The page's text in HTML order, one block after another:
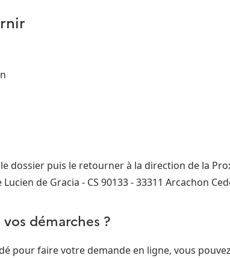
dossier puis le retourner à la direction de la
de Gracia - CS 90133 - 33311 Arcachon
vos démarches ?
pour faire votre demande en ligne, vous